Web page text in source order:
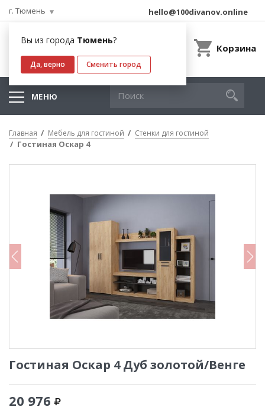
г. Тюмень
Вы из города Тюмень?
Да, верно Сменить город
hello@100divanov.online
Корзина
МЕНЮ
Главная Мебель для гостиной Стенки для гостиной
Гостиная Оскар 4
Гостиная Оскар 4 Дуб золотой/Венге
20 976